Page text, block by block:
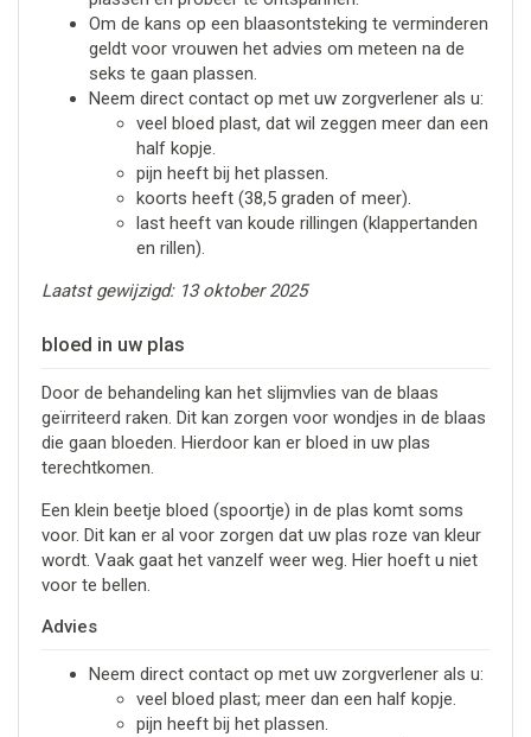
Om de kans op een blaasontsteking te verminderen
geldt voor vrouwen het advies om meteen na de
seks te gaan plassen.
Neem direct contact op met uw zorgverlener als u:
veel bloed plast, dat wil zeggen meer dan een
half kopje.
pijn heeft bij het plassen.
koorts heeft (38,5 graden of meer).
last heeft van koude rillingen (klappertanden
en rillen).
Laatst gewijzigd: 13 oktober 2025
bloed in uw plas
Door de behandeling kan het slijmvlies van de blaas
geïrriteerd raken. Dit kan zorgen voor wondjes in de blaas
die gaan bloeden. Hierdoor kan er bloed in uw plas
terechtkomen.
Een klein beetje bloed (spoortje) in de plas komt soms
voor. Dit kan er al voor zorgen dat uw plas roze van kleur
wordt. Vaak gaat het vanzelf weer weg. Hier hoeft u niet
voor te bellen.
Advies
Neem direct contact op met uw zorgverlener als u:
veel bloed plast; meer dan een half kopje.
pijn heeft bij het plassen.